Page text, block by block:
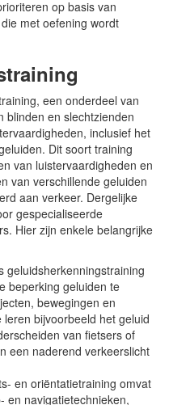
op basis van
met oefening wordt
een onderdeel van
blinden en slechtzienden
inclusief het
Dit soort training
van luistervaardigheden en
van verschillende geluiden
aan verkeer. Dergelijke
gespecialiseerde
Hier zijn enkele belangrijke
geluidsherkenningstraining
beperking geluiden te
bewegingen en
bijvoorbeeld het geluid
van fietsers of
een naderend verkeerslicht
en oriëntatietraining omvat
en navigatietechnieken,